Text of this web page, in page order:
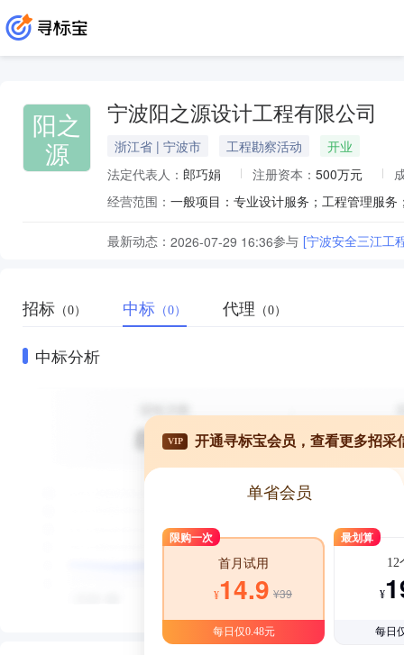
阳之
源
宁波阳之源设计工程有限公司
浙江省 | 宁波市 工程勘察活动
开业
法定代表人： 郎巧娟 注册资本： 500万元
经营范围：
最新动态： 2026-07-29 16:36参与 [宁波安全三江工
招标 （0） 中标 （0） 代理 （0）
中标分析
VIP 开通寻标宝会员，查看更多招采
单省会员
限购一次
首月试用
¥14.9 ¥39
每日仅0.48元
最划算
12
¥
每日